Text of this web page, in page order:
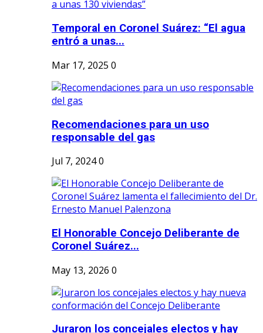
Temporal en Coronel Suárez: “El agua
entró a unas...
Mar 17, 2025 0
Recomendaciones para un uso
responsable del gas
Jul 7, 20240
El Honorable Concejo Deliberante de
Coronel Suárez...
May 13, 2026 0
Juraron los concejales electos y hay